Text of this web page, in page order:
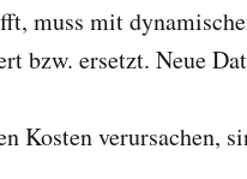
muss mit
bzw. ersetzt. Neue
Kosten verursachen,